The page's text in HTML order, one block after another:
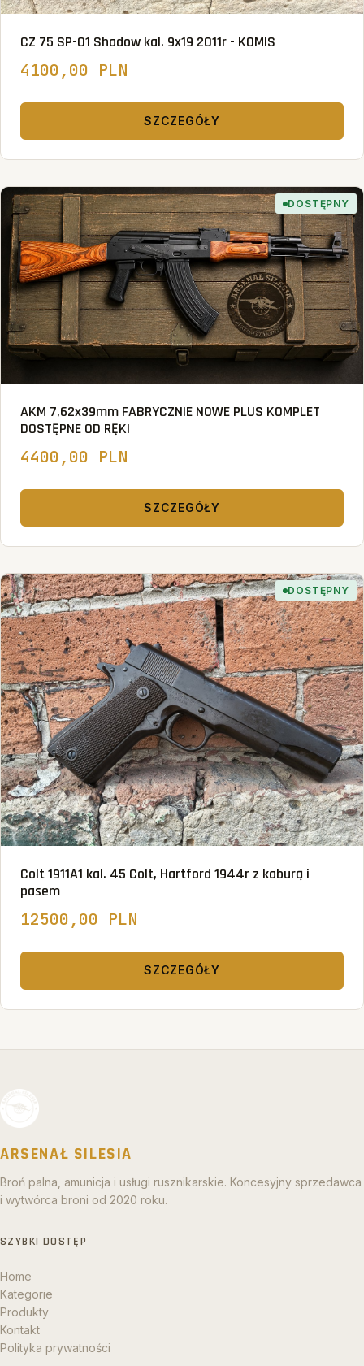
CZ 75 SP-01 Shadow kal. 9x19 2011r - KOMIS
4100,00 PLN
SZCZEGÓŁY
DOSTĘPNY
AKM 7,62x39mm FABRYCZNIE NOWE PLUS KOMPLET
DOSTĘPNE OD RĘKI
4400,00 PLN
SZCZEGÓŁY
DOSTĘPNY
Colt 1911A1 kal. 45 Colt, Hartford 1944r z kaburą i
pasem
12500,00 PLN
SZCZEGÓŁY
ARSENAŁ SILESIA
Broń palna, amunicja i usługi rusznikarskie. Koncesyjny sprzedawca
i wytwórca broni od 2020 roku.
SZYBKI DOSTĘP
Home
Kategorie
Produkty
Kontakt
Polityka prywatności